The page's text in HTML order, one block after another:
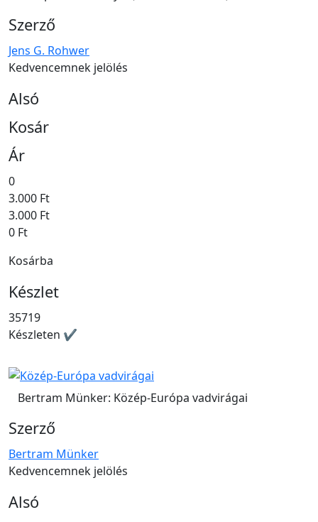
Szerző
Jens G. Rohwer
Kedvencemnek jelölés
Alsó
Kosár
Ár
0
3.000 Ft
3.000 Ft
0 Ft
Kosárba
Készlet
35719
Készleten ✔
Bertram Münker: Közép-Európa vadvirágai
Szerző
Bertram Münker
Kedvencemnek jelölés
Alsó